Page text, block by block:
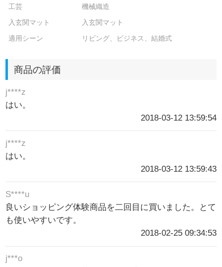
工芸
機械織造
入玄関マット
入玄関マット
適用シーン
リビング、ビジネス、結婚式
商品の評価
j****z
はい。
2018-03-12 13:59:54
j****z
はい。
2018-03-12 13:59:43
S****u
良いショッピング体験商品を二回目に買いました。とて
も使いやすいです。
2018-02-25 09:34:53
j***o